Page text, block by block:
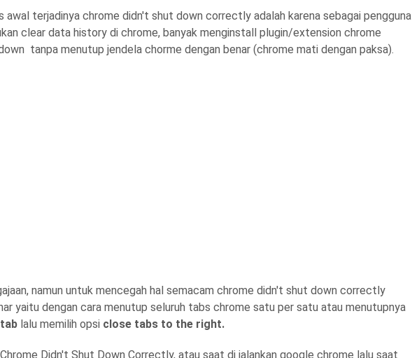
awal terjadinya chrome didn't shut down correctly adalah karena sebagai pengguna
clear data history di chrome, banyak menginstall plugin/extension chrome
tanpa menutup jendela chorme dengan benar (chrome mati dengan paksa).
namun untuk mencegah hal semacam chrome didn't shut down correctly
yaitu dengan cara menutup seluruh tabs chrome satu per satu atau menutupnya
lalu memilih opsi close tabs to the right.
Didn't Shut Down Correctly, atau saat di jalankan google chrome lalu saat